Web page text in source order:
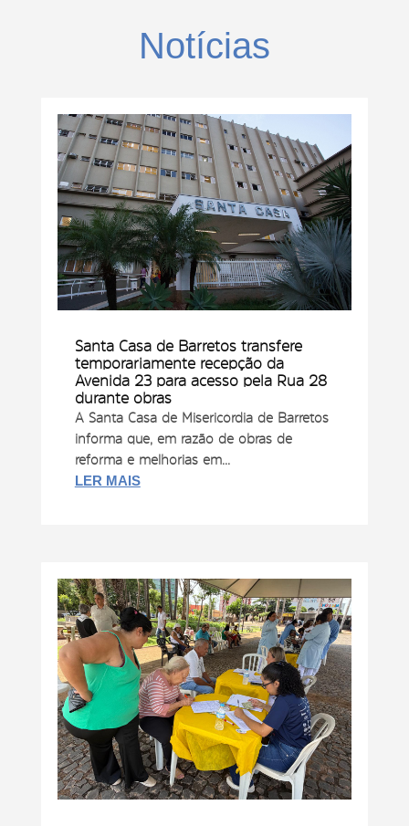
Notícias
Santa Casa de Barretos transfere
temporariamente recepção da
Avenida 23 para acesso pela Rua 28
durante obras
A Santa Casa de Misericórdia de Barretos
informa que, em razão de obras de
reforma e melhorias em...
LER MAIS